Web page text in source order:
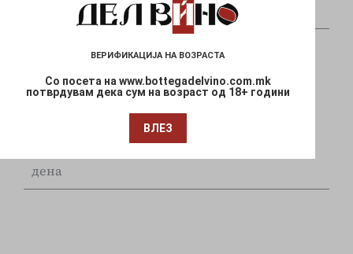
и Mastercard
дена
ВЕРИФИКАЦИЈА НА ВОЗРАСТА
Со посета на www.bottegadelvino.com.mk
потврдувам дека сум на возраст од 18+ години
ВЛЕЗ